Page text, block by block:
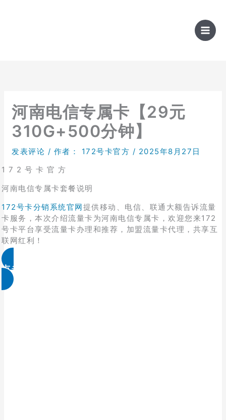
河南电信专属卡【29元
310G+500分钟】
发表评论 / 作者： 172号卡官方 / 2025年8月27日
1 7 2 号 卡 官 方
河南电信专属卡套餐说明
172号卡分销系统官网提供移动、电信、联通大额告诉流量
卡服务，本次介绍流量卡为河南电信专属卡，欢迎您来172
号卡平台享受流量卡办理和推荐，加盟流量卡代理，共享互
联网红利！
点击免费领取